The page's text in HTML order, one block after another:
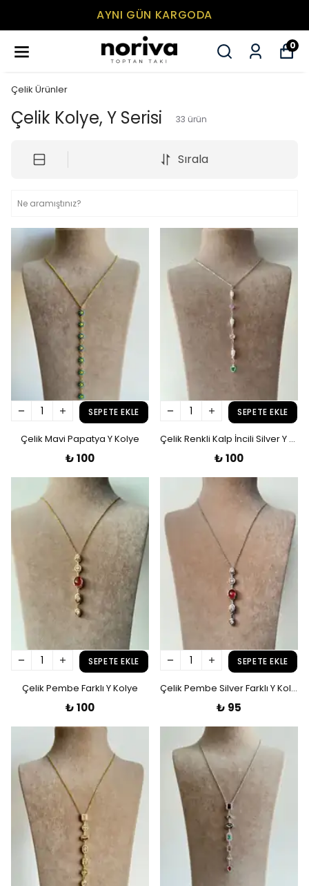
MİNİMUM SEPET TUTARI 500₺
0
Çelik Ürünler
Çelik Kolye, Y Serisi 33 ürün
Sırala
SEPETE EKLE
Çelik Mavi Papatya Y Kolye
₺ 100
SEPETE EKLE
Çelik Renkli Kalp İncili Silver Y Kolye
₺ 100
SEPETE EKLE
Çelik Pembe Farklı Y Kolye
₺ 100
SEPETE EKLE
Çelik Pembe Silver Farklı Y Kolye
₺ 95